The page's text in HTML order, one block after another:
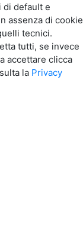
di default e
assenza di cookie
tecnici.
tutti, se invece
accettare clicca
la Privacy